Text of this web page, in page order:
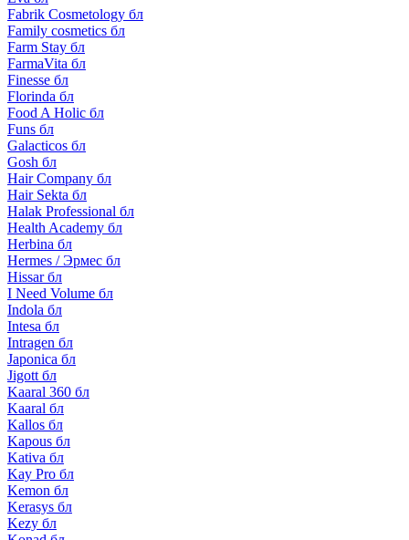
Fabrik Cosmetology бл
Family cosmetics бл
Farm Stay бл
FarmaVita бл
Finesse бл
Florinda бл
Food A Holic бл
Funs бл
Galacticos бл
Gosh бл
Hair Company бл
Hair Sekta бл
Halak Professional бл
Health Academy бл
Herbina бл
Hermes / Эрмес бл
Hissar бл
I Need Volume бл
Indola бл
Intesa бл
Intragen бл
Japonica бл
Jigott бл
Kaaral 360 бл
Kaaral бл
Kallos бл
Kapous бл
Kativa бл
Kay Pro бл
Kemon бл
Kerasys бл
Kezy бл